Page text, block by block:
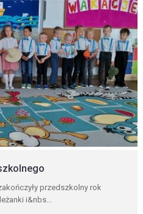
przedszkolny rok
i&nbs...